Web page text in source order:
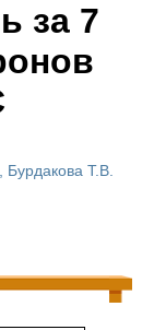
за 7
Т.В.